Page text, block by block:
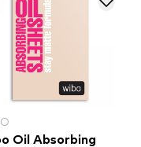
Oil Absorbing